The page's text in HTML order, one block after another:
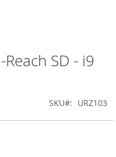
SD - i9
SKU URZ103